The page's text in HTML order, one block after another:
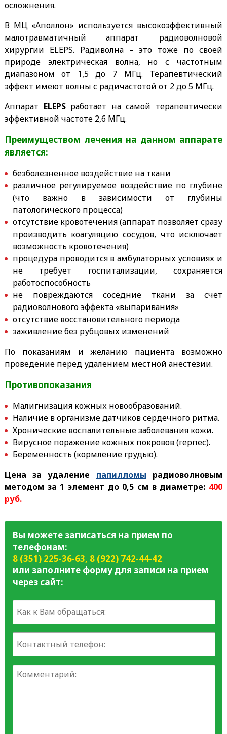
осложнения.
В МЦ «Аполлон» используется высокоэффективный
малотравматичный аппарат радиоволновой
хирургии ELEPS. Радиволна – это тоже по своей
природе электрическая волна, но с частотным
диапазоном от 1,5 до 7 МГц. Терапевтический
эффект имеют волны с радичастотой от 2 до 5 МГц.
Аппарат ELEPSработает на самой терапевтически
эффективной частоте 2,6 МГц.
Преимуществом лечения на данном аппарате
является:
безболезненное воздействие на ткани
различное регулируемое воздействие по глубине
(что важно в зависимости от глубины
патологического процесса)
отсутствие кровотечения (аппарат позволяет сразу
производить коагуляцию сосудов, что исключает
возможность кровотечения)
процедура проводится в амбулаторных условиях и
не требует госпитализации, сохраняется
работоспособность
не повреждаются соседние ткани за счет
радиоволнового эффекта «выпаривания»
отсутствие восстановительного периода
заживление без рубцовых изменений
По показаниям и желанию пациента возможно
проведение перед удалением местной анестезии.
Противопоказания
Малигнизация кожных новообразований.
Наличие в организме датчиков сердечного ритма.
Хронические воспалительные заболевания кожи.
Вирусное поражение кожных покровов (герпес).
Беременность (кормление грудью).
Цена за удаление папилломы радиоволновым
методом за 1 элемент до 0,5 см в диаметре: 400
руб.
Вы можете записаться на прием по
телефонам:
8 (351) 225-36-63, 8 (922) 742-44-42
или заполните форму для записи на прием
через сайт: